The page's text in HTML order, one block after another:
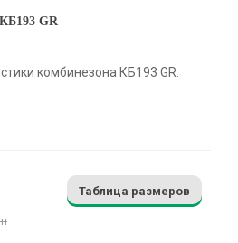
GR
комбинезона КБ193 GR:
Таблица размеров